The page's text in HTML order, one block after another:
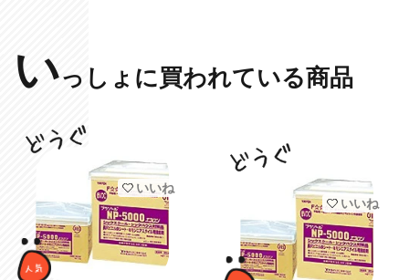
いっしょに買われている商品
いいね
いいね